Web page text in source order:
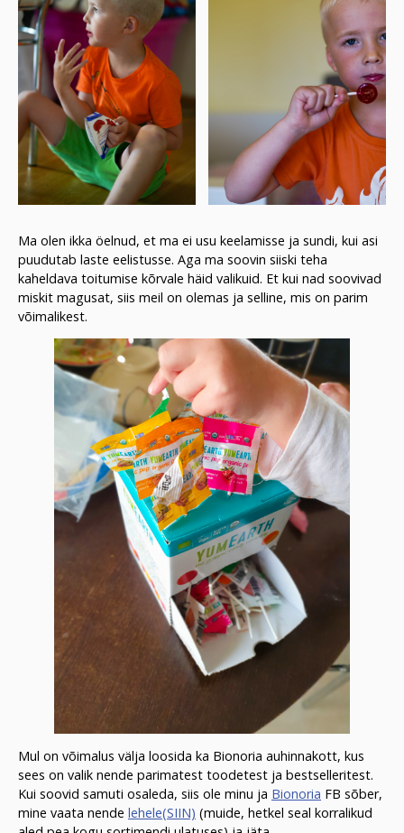
Ma olen ikka öelnud, et ma ei usu keelamisse ja sundi, kui asi
puudutab laste eelistusse. Aga ma soovin siiski teha
kaheldava toitumise kõrvale häid valikuid. Et kui nad soovivad
miskit magusat, siis meil on olemas ja selline, mis on parim
võimalikest.
Mul on võimalus välja loosida ka Bionoria auhinnakott, kus
sees on valik nende parimatest toodetest ja bestselleritest.
Kui soovid samuti osaleda, siis ole minu ja Bionoria FB sõber,
mine vaata nende lehele(SIIN) (muide, hetkel seal korralikud